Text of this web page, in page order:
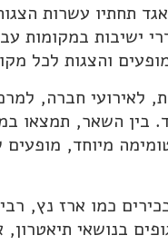
תחתיו עשרות
ישיבות במקומות
והצגות לכל
לאירועי חברה,
בין השאר,
מיוחד,
כמו ארז נץ,
בנושאי